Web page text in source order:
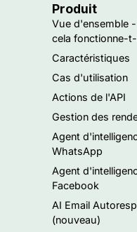
Produit
Vue d'ensemble
cela fonctionne-
Caractéristiques
Cas d'utilisation
Actions de l'API
Gestion des
Agent
WhatsApp
Agent
Facebook
AI Email
(nouveau)